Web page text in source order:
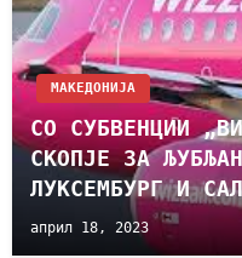
МАКЕДОНИЈА
СО СУБВЕНЦИИ
СКОПЈЕ ЗА
ЛУКСЕМБУРГ И
април 18, 2023